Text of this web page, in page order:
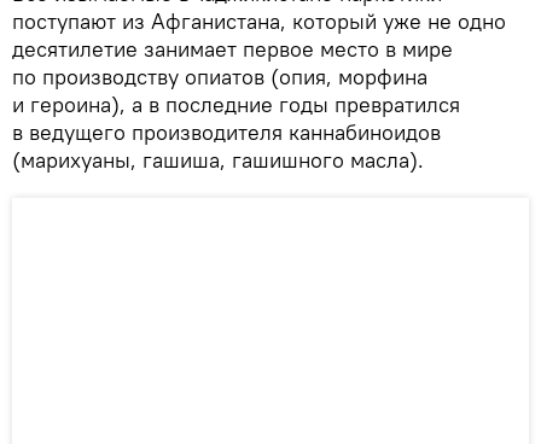
поступают из Афганистана, который уже не одно
десятилетие занимает первое место в мире
по производству опиатов (опия, морфина
и героина), а в последние годы превратился
в ведущего производителя каннабиноидов
(марихуаны, гашиша, гашишного масла).